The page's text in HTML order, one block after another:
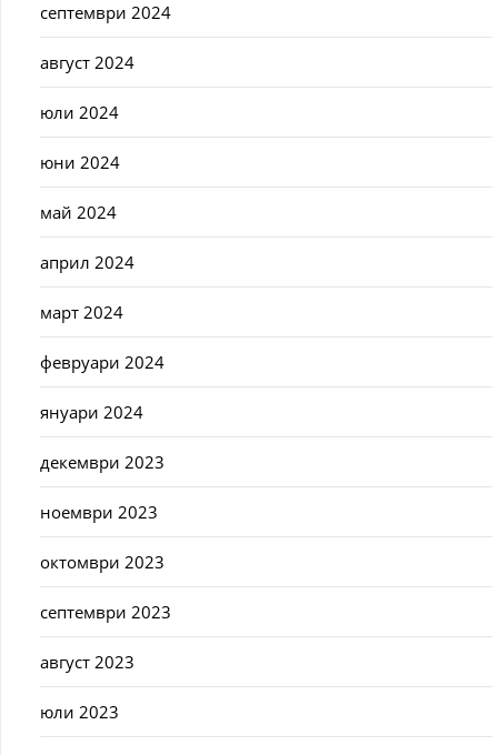
септември 2024
август 2024
юли 2024
юни 2024
май 2024
април 2024
март 2024
февруари 2024
януари 2024
декември 2023
ноември 2023
октомври 2023
септември 2023
август 2023
юли 2023